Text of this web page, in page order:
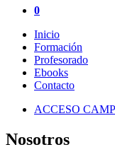
0
Inicio
Formación
Profesorado
Ebooks
Contacto
ACCESO
Nosotros